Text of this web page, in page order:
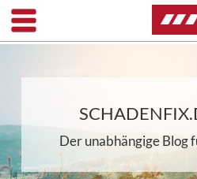
Der unabhängige Blog